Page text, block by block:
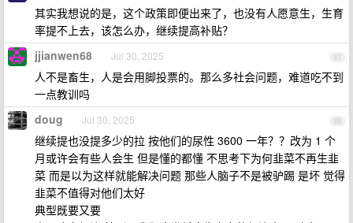
其实我想说的是，这个政策即便出来了，也没有人愿意生，生育
率提不上去，该怎么办，继续提高补贴？
87
jjianwen68 Jul 30, 2025
人不是畜生，人是会用脚投票的。那么多社会问题，难道吃不到
一点教训吗
88
doug Jul 30, 2025
继续提也没提多少的拉 按他们的尿性 3600 一年？？改为 1 个
月或许会有些人会生 但是懂的都懂 不思考下为何韭菜不再生韭
菜 而是以为这样就能解决问题 那些人脑子不是被驴踢 是坏 觉得
韭菜不值得对他们太好
典型既要又要